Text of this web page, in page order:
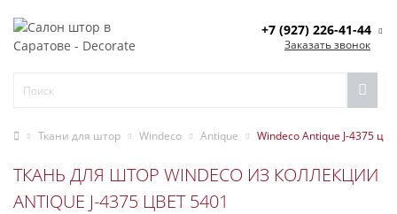
+7 (927) 226-41-44
Заказать звонок
Ткани для штор Windeco Antique Windeco Antique J-4375
ТКАНЬ ДЛЯ ШТОР WINDECO ИЗ КОЛЛЕКЦИИ
ANTIQUE J-4375 ЦВЕТ 5401